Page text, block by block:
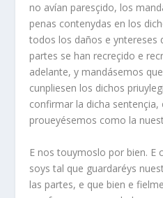
no avían paresçido, los
penas contenydas en los
todos los daños e yntereses
partes se han recreçido e
adelante, y mandásemos
cunpliesen los dichos
confirmar la dicha
proueyésemos como la
E nos touymoslo por bien. E
soys tal que guardaréys
las partes, e que bien e